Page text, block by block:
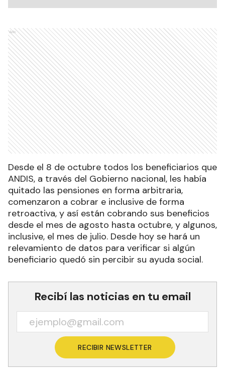
Ads
Desde el 8 de octubre todos los beneficiarios que
ANDIS, a través del Gobierno nacional, les había
quitado las pensiones en forma arbitraria,
comenzaron a cobrar e inclusive de forma
retroactiva, y así están cobrando sus beneficios
desde el mes de agosto hasta octubre, y algunos,
inclusive, el mes de julio. Desde hoy se hará un
relevamiento de datos para verificar si algún
beneficiario quedó sin percibir su ayuda social.
Recibí las noticias en tu email
RECIBIR NEWSLETTER